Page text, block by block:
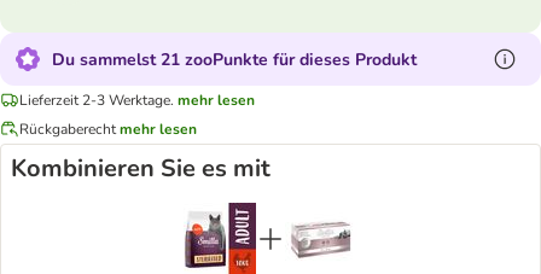
Du sammelst 21 zooPunkte für dieses Produkt
Lieferzeit 2-3 Werktage. mehr lesen
Rückgaberechtmehr lesen
Kombinieren Sie es mit